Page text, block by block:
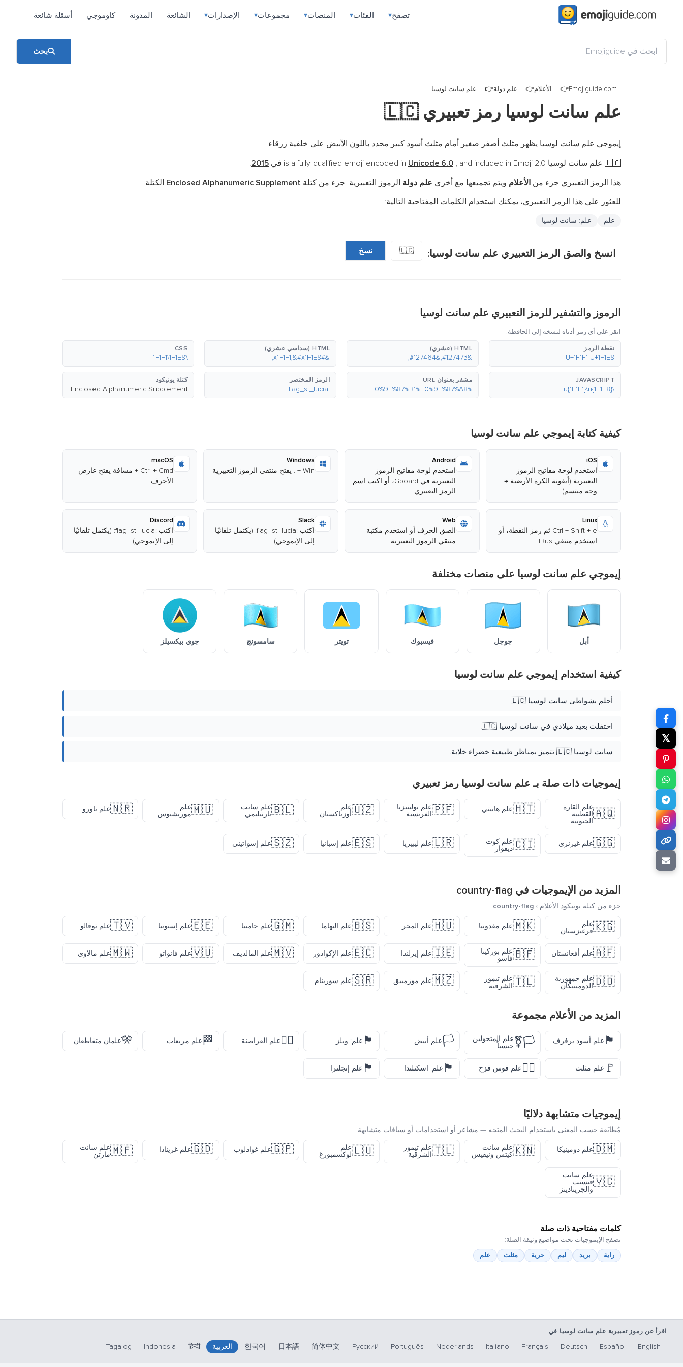
تصفح▾ الفئات▾ المنصات▾ مجموعات▾ الإصدارات▾ الشائعة المدونة كاوموجي أسئلة شائعة
بحث
Emojiguide.com الأعلام علم دولة علم سانت لوسيا
علم سانت لوسيا رمز تعبيري🇱🇨
إيموجي علم سانت لوسيا يظهر مثلث أصفر صغير أمام مثلث أسود كبير محدد باللون الأبيض على خلفية زرقاء.
🇱🇨 علم سانت لوسيا is a fully-qualified emoji encoded in Unicode 6.0 , and included in Emoji 2.0 في 2015
.
هذا الرمز التعبيري جزء من الأعلام ويتم تجميعها مع أخرى علم دولة الرموز التعبيرية. جزء من كتلة Enclosed Alphanumeric Supplement الكتلة.
للعثور على هذا الرمز التعبيري، يمكنك استخدام الكلمات المفتاحية التالية:
علم علم: سانت لوسيا
انسخ والصق الرمز التعبيري علم سانت لوسيا: 🇱🇨 نسخ
الرموز والتشفير للرمز التعبيري علم سانت لوسيا
انقر على أي رمز أدناه لنسخه إلى الحافظة.
نقطة الرمز
U+1F1F1 U+1F1E8
HTML (عشري)
&#127473;&#127464;
HTML (سداسي عشري)
&#x1F1F1;&#x1F1E8;
CSS
\1F1F1\1F1E8
JAVASCRIPT
\u{1F1F1}\u{1F1E8}
مشفر بعنوان URL
%F0%9F%87%B1%F0%9F%87%A8
الرمز المختصر
:flag_st_lucia:
كتلة يونيكود
Enclosed Alphanumeric Supplement
كيفية كتابة إيموجي علم سانت لوسيا
iOS
استخدم لوحة مفاتيح الرموز
التعبيرية (أيقونة الكرة الأرضية →
وجه مبتسم)
Android
استخدم لوحة مفاتيح الرموز
التعبيرية في Gboard، أو اكتب اسم
الرمز التعبيري
Windows
Win + . يفتح منتقي الرموز التعبيرية
macOS
Ctrl + Cmd + مسافة يفتح عارض
الأحرف
Linux
Ctrl + Shift + e ثم رمز النقطة، أو
استخدم منتقي IBus
Web
الصق الحرف أو استخدم مكتبة
منتقي الرموز التعبيرية
Slack
اكتب :flag_st_lucia: (يكتمل تلقائيًا
إلى الإيموجي)
Discord
اكتب :flag_st_lucia: (يكتمل تلقائيًا
إلى الإيموجي)
إيموجي علم سانت لوسيا على منصات مختلفة
أبل جوجل فيسبوك تويتر سامسونج جوي بيكسيلز
كيفية استخدام إيموجي علم سانت لوسيا
أحلم بشواطئ سانت لوسيا 🇱🇨.
احتفلت بعيد ميلادي في سانت لوسيا 🇱🇨!
سانت لوسيا 🇱🇨 تتميز بمناظر طبيعية خضراء خلابة.
إيموجيات ذات صلة بـ علم سانت لوسيا رمز تعبيري
🇦🇶
علم القارة
القطبية
الجنوبية
🇭🇹علم هاييتي 🇵🇫علم بولينيزيا
الفرنسية
🇺🇿علم
أوزباكستان
🇧🇱علم سانت
بارتيليمي
🇲🇺علم
موريشيوس
🇳🇷علم ناورو
🇬🇬علم غيرنزي 🇨🇮علم كوت
ديفوار
🇱🇷علم ليبيريا 🇪🇸علم إسبانيا 🇸🇿علم إسواتيني
المزيد من الإيموجيات في country-flag
جزء من كتلة يونيكود الأعلام ›
country-flag
🇰🇬علم
قرغيزستان
🇲🇰علم مقدونيا 🇭🇺علم المجر 🇧🇸علم البهاما 🇬🇲علم جامبيا 🇪🇪علم إستونيا 🇹🇻علم توفالو
🇦🇫علم أفغانستان 🇧🇫علم بوركينا
فاسو
🇮🇪علم إيرلندا 🇪🇨علم الإكوادور 🇲🇻علم المالديف 🇻🇺علم فانواتو 🇲🇼علم مالاوي
🇩🇴علم جمهورية
الدومينيكان
🇹🇱علم تيمور
الشرقية
🇲🇿علم موزمبيق 🇸🇷علم سورينام
المزيد من الأعلام مجموعة
🏴 علم أسود يرفرف 🏳️‍⚧️علم المتحولين
جنسياً
🏳️علم أبيض 🏴󠁧󠁢󠁷󠁬󠁳󠁿 علم: ويلز 🏴‍☠️علم القراصنة 🏁 علم مربعات 🎌علمان متقاطعان
🚩 علم مثلث 🏳️‍🌈علم قوس قزح 🏴󠁧󠁢󠁳󠁣󠁴󠁿 علم: اسكتلندا 🏴󠁧󠁢󠁥󠁮󠁧󠁿 علم إنجلترا
إيموجيات متشابهة دلاليًا
مُطابَقة حسب المعنى باستخدام البحث المتجه — مشاعر أو استخدامات أو سياقات متشابهة.
🇩🇲علم دومينيكا 🇰🇳علم سانت
كيتس ونيفيس
🇹🇱علم تيمور
الشرقية
🇱🇺علم
لوكسمبورغ
🇬🇵علم غوادلوب 🇬🇩علم غرينادا 🇲🇫علم سانت
مارتن
🇻🇨
علم سانت
فنسنت
والجرينادينز
كلمات مفتاحية ذات صلة
تصفح الإيموجيات تحت مواضيع وثيقة الصلة:
راية
بريد ليم حرية مثلث علم
𝕏
اقرأ عن رموز تعبيرية علم سانت لوسيا في
English
Español
Deutsch
Français
Italiano
Nederlands
Português
Русский
简体中文
日本語
한국어 العربية हिन्दी
Indonesia
Tagalog